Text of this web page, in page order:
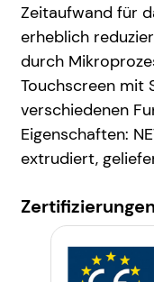
Zeitaufwand für
erheblich
durch
Touchscreen mit
verschiedenen
Eigenschaften:
extrudiert,
Zertifizierungen